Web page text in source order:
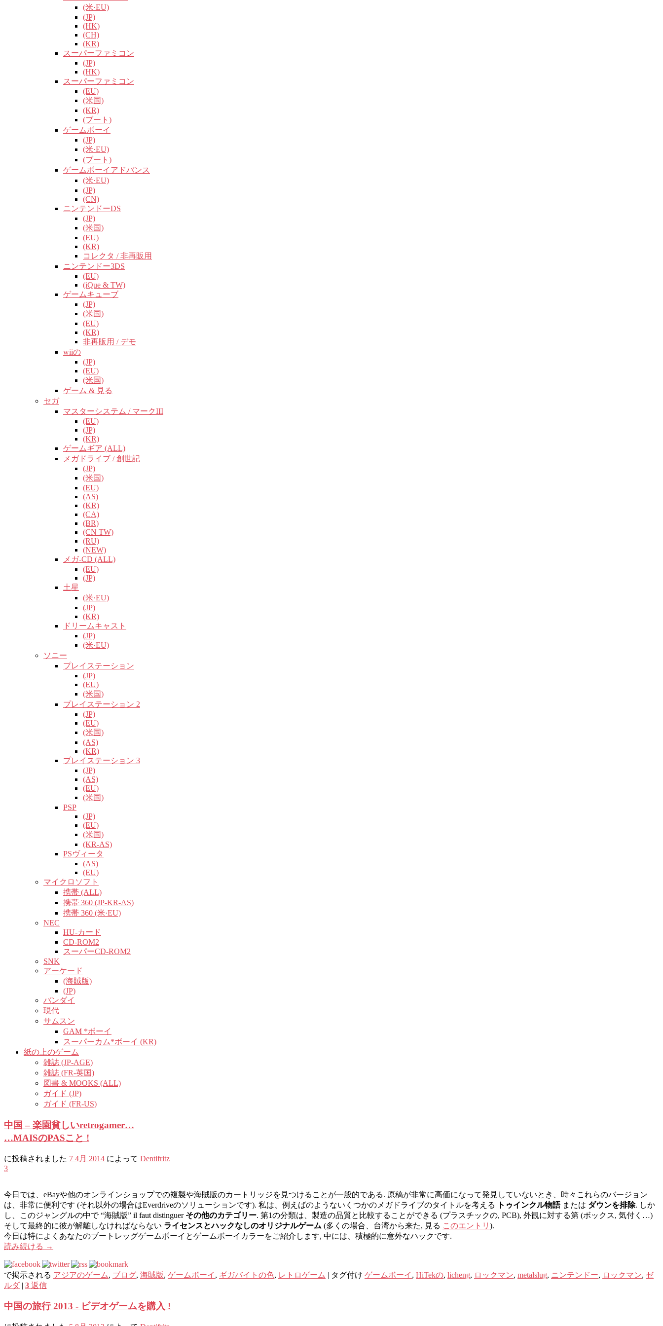
(米·EU)
(JP)
(HK)
(CH)
(KR)
スーパーファミコン
(JP)
(HK)
スーパーファミコン
(EU)
(米国)
(KR)
(ブート)
ゲームボーイ
(JP)
(米·EU)
(ブート)
ゲームボーイアドバンス
(米·EU)
(JP)
(CN)
ニンテンドーDS
(JP)
(米国)
(EU)
(KR)
コレクタ / 非再販用
ニンテンドー3DS
(EU)
(iQue & TW)
ゲームキューブ
(JP)
(米国)
(EU)
(KR)
非再販用 / デモ
wiiの
(JP)
(EU)
(米国)
ゲーム & 見る
セガ
マスターシステム / マークIII
(EU)
(JP)
(KR)
ゲームギア (ALL)
メガドライブ / 創世記
(JP)
(米国)
(EU)
(AS)
(KR)
(CA)
(BR)
(CN TW)
(RU)
(NEW)
メガ-CD (ALL)
(EU)
(JP)
土星
(米·EU)
(JP)
(KR)
ドリームキャスト
(JP)
(米·EU)
ソニー
プレイステーション
(JP)
(EU)
(米国)
プレイステーション 2
(JP)
(EU)
(米国)
(AS)
(KR)
プレイステーション 3
(JP)
(AS)
(EU)
(米国)
PSP
(JP)
(EU)
(米国)
(KR-AS)
PSヴィータ
(AS)
(EU)
マイクロソフト
携帯 (ALL)
携帯 360 (JP-KR-AS)
携帯 360 (米·EU)
NEC
HU-カード
CD-ROM2
スーパーCD-ROM2
SNK
アーケード
(海賊版)
(JP)
バンダイ
現代
サムスン
GAM *ボーイ
スーパーカム*ボーイ (KR)
紙の上のゲーム
雑誌 (JP-AGE)
雑誌 (FR-英国)
図書 & MOOKS (ALL)
ガイド (JP)
ガイド (FR-US)
中国 – 楽園貧しいretrogamer…
…MAISのPASこと !
に投稿されました 7 4月 2014 によって Dentifritz
3
今日では、eBayや他のオンラインショップでの複製や海賊版のカートリッジを見つけることが一般的である. 原稿が非常に高価になって発見していないとき、時々これらのバージョン
は、非常に便利です (それ以外の場合はEverdriveのソリューションです). 私は、例えばのようないくつかのメガドライブのタイトルを考える
トゥインクル物語または ダウンを排除. しか
し、このジャングルの中で “海賊版” il faut distinguer その他のカテゴリー. 第1の分類は、製造の品質と比較することができる (プラスチックの, PCB), 外観に対する第 (ボックス, 気付く…)
そして最終的に彼が解離しなければならない ライセンスとハックなしのオリジナルゲーム (多くの場合、台湾から来た, 見る このエントリ ).
今日は特によくあなたのブートレッグゲームボーイとゲームボーイカラーをご紹介します, 中には、積極的に意外なハックです.
読み続ける →
で掲示される アジアのゲーム, ブログ, 海賊版, ゲームボーイ , ギガバイトの色, レトロゲーム | タグ付け ゲームボーイ , HiTekの, licheng, ロックマン, metalslug, ニンテンドー, ロックマン, ゼ
ルダ | 3 返信
中国の旅行 2013 - ビデオゲームを購入 !